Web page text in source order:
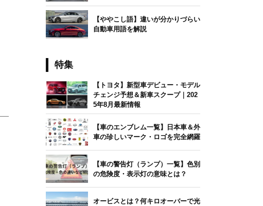
【ややこし語】違いが分かりづらい
自動車用語を解説
特集
【トヨタ】新型車デビュー・モデル
チェンジ予想＆新車スクープ｜202
5年8月最新情報
【車のエンブレム一覧】日本車＆外
車の珍しいマーク・ロゴを完全網羅
【車の警告灯（ランプ）一覧】色別
の危険度・表示灯の意味とは？
オービスとは？何キロオーバーで光